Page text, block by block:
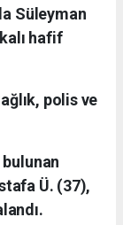
Süleyman
hafif
polis ve
Ü. (37),